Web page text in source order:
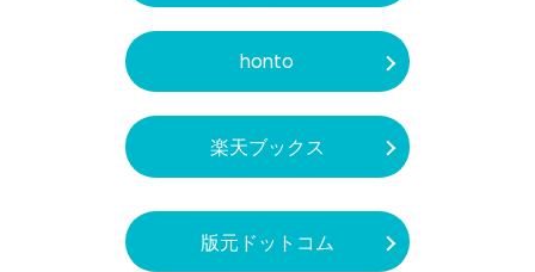
honto
楽天ブックス
版元ドットコム